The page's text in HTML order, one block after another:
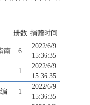
册数 捐赠时间
南 6
2022/6/9
15:36:35
1
2022/6/9
15:36:35
1
2022/6/9
15:36:35